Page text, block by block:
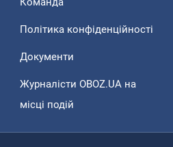
Політика конфіденційності
Документи
Журналісти OBOZ.UA на
місці подій